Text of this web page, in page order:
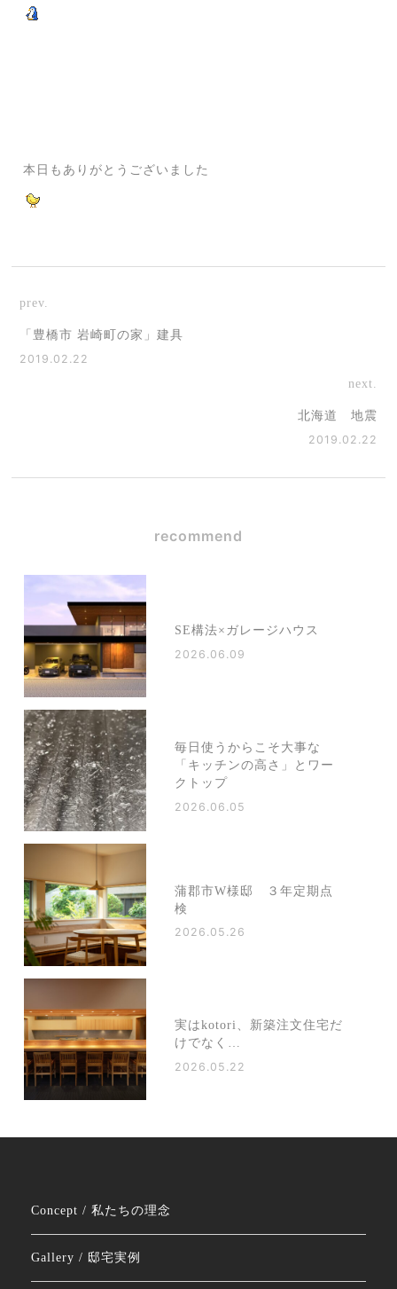
本日もありがとうございました
prev.
「豊橋市 岩崎町の家」建具
2019.02.22
next.
北海道 地震
2019.02.22
recommend
SE構法×ガレージハウス
2026.06.09
毎日使うからこそ大事な
「キッチンの高さ」とワー
クトップ
2026.06.05
蒲郡市W様邸 ３年定期点
検
2026.05.26
実はkotori、新築注文住宅だ
けでなく…
2026.05.22
Concept / 私たちの理念
Gallery / 邸宅実例